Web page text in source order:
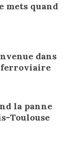
mets quand
dans
ferroviaire
la panne
Toulouse